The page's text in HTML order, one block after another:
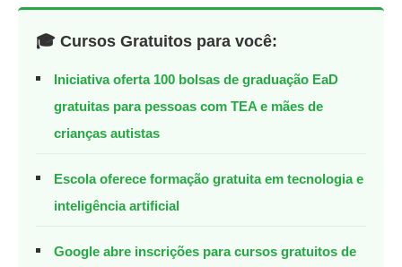
🎓 Cursos Gratuitos para você:
Iniciativa oferta 100 bolsas de graduação EaD
gratuitas para pessoas com TEA e mães de
crianças autistas
Escola oferece formação gratuita em tecnologia e
inteligência artificial
Google abre inscrições para cursos gratuitos de